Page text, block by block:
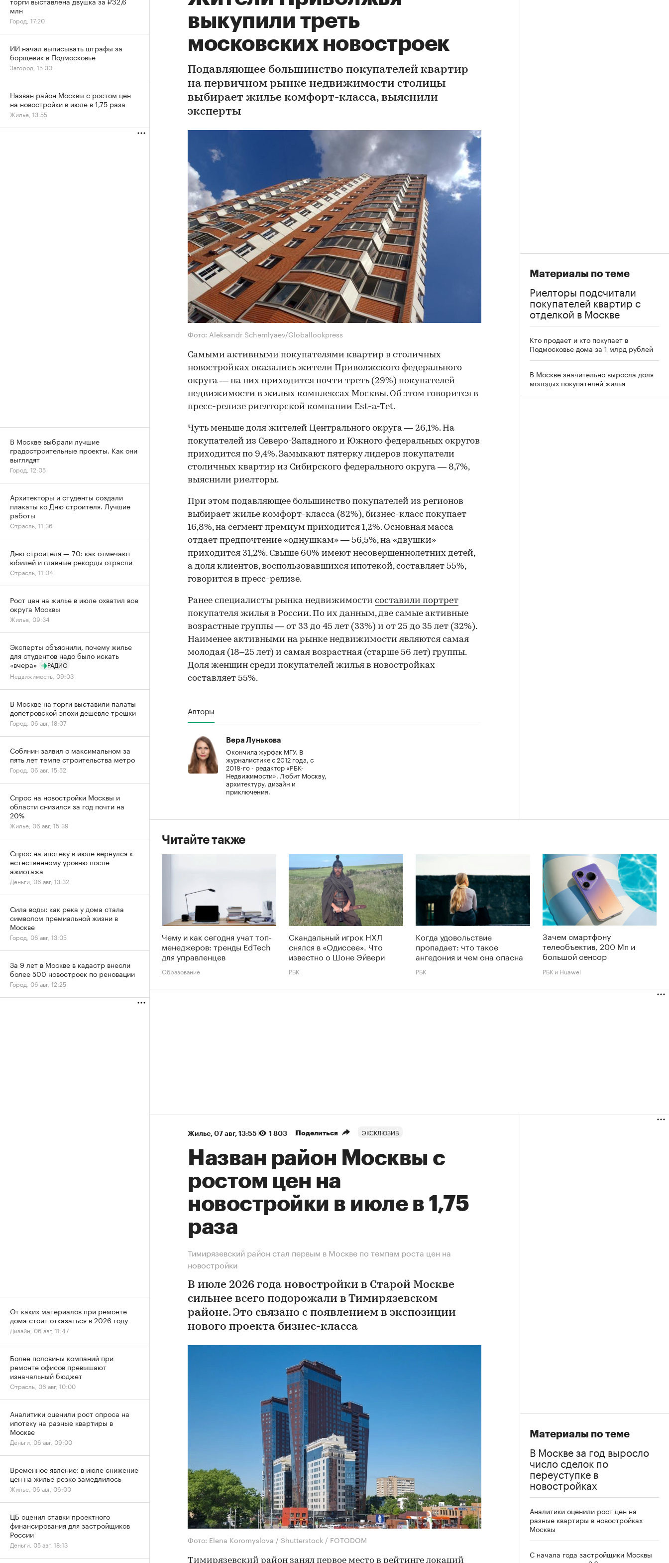
выкупили треть
московских новостроек
Подавляющее большинство покупателей квартир
на первичном рынке недвижимости столицы
выбирает жилье комфорт-класса, выяснили
эксперты
Фото: Aleksandr Schemlyaev/Globallookpress
Самыми активными покупателями квартир в столичных
новостройках оказались жители Приволжского федерального
округа — на них приходится почти треть (29%) покупателей
недвижимости в жилых комплексах Москвы. Об этом говорится в
пресс-релизе риелторской компании Est-a-Tet.
Чуть меньше доля жителей Центрального округа — 26,1%. На
покупателей из Северо-Западного и Южного федеральных округов
приходится по 9,4%. Замыкают пятерку лидеров покупатели
столичных квартир из Сибирского федерального округа — 8,7%,
выяснили риелторы.
При этом подавляющее большинство покупателей из регионов
выбирает жилье комфорт-класса (82%), бизнес-класс покупает
16,8%, на сегмент премиум приходится 1,2%. Основная масса
отдает предпочтение «однушкам» — 56,5%, на «двушки»
приходится 31,2%. Свыше 60% имеют несовершеннолетних детей,
а доля клиентов, воспользовавшихся ипотекой, составляет 55%,
говорится в пресс-релизе.
Ранее специалисты рынка недвижимости составили портрет
покупателя жилья в России. По их данным, две самые активные
возрастные группы — от 33 до 45 лет (33%) и от 25 до 35 лет (32%).
Наименее активными на рынке недвижимости являются самая
молодая (18–25 лет) и самая возрастная (старше 56 лет) группы.
Доля женщин среди покупателей жилья в новостройках
составляет 55%.
Авторы
Вера Лунькова
Окончила журфак МГУ. В
журналистике с 2012 года, с
2018-го - редактор «РБК-
Недвижимости». Любит Москву,
архитектуру, дизайн и
приключения.
Материалы по теме
Риелторы подсчитали
покупателей квартир с
отделкой в Москве
Кто продает и кто покупает в
Подмосковье дома за 1 млрд рублей
В Москве значительно выросла доля
молодых покупателей жилья
Читайте также
Чему и как сегодня учат топ-
менеджеров: тренды EdTech
для управленцев
Образование
Скандальный игрок НХЛ
снялся в «Одиссее». Что
известно о Шоне Эйвери
РБК
Когда удовольствие
пропадает: что такое
ангедония и чем она опасна
РБК
Зачем смартфону
телеобъектив, 200 Мп и
большой сенсор
РБК и Huawei
Жилье⁠, 07 авг, 13:55 1 803 Поделиться ЭКСКЛЮЗИВ
Назван район Москвы с
ростом цен на
новостройки в июле в 1,75
раза
Тимирязевский район стал первым в Москве по темпам роста цен на
новостройки
В июле 2026 года новостройки в Старой Москве
сильнее всего подорожали в Тимирязевском
районе. Это связано с появлением в экспозиции
нового проекта бизнес-класса
Фото: Elena Koromyslova / Shutterstock / FOTODOM
Тимирязевский район занял первое место в рейтинге локаций
Материалы по теме
В Москве за год выросло
число сделок по
переуступке в
новостройках
Аналитики оценили рост цен на
разные квартиры в новостройках
Москвы
С начала года застройщики Москвы
млн
Город, 17:20
ИИ начал выписывать штрафы за
борщевик в Подмосковье
Загород, 15:30
Назван район Москвы с ростом цен
на новостройки в июле в 1,75 раза
Жилье, 13:55
В Москве выбрали лучшие
градостроительные проекты. Как они
выглядят
Город, 12:05
Архитекторы и студенты создали
плакаты ко Дню строителя. Лучшие
работы
Отрасль, 11:36
Дню строителя — 70: как отмечают
юбилей и главные рекорды отрасли
Отрасль, 11:04
Рост цен на жилье в июле охватил все
округа Москвы
Жилье, 09:34
Эксперты объяснили, почему жилье
для студентов надо было искать
«вчера»
РАДИО
Недвижимость, 09:03
В Москве на торги выставили палаты
допетровской эпохи дешевле трешки
Город, 06 авг, 18:07
Собянин заявил о максимальном за
пять лет темпе строительства метро
Город, 06 авг, 15:52
Спрос на новостройки Москвы и
области снизился за год почти на
20%
Жилье, 06 авг, 15:39
Спрос на ипотеку в июле вернулся к
естественному уровню после
ажиотажа
Деньги, 06 авг, 13:32
Сила воды: как река у дома стала
символом премиальной жизни в
Москве
Город, 06 авг, 13:05
За 9 лет в Москве в кадастр внесли
более 500 новостроек по реновации
Город, 06 авг, 12:25
От каких материалов при ремонте
дома стоит отказаться в 2026 году
Дизайн, 06 авг, 11:47
Более половины компаний при
ремонте офисов превышают
изначальный бюджет
Отрасль, 06 авг, 10:00
Аналитики оценили рост спроса на
ипотеку на разные квартиры в
Москве
Деньги, 06 авг, 09:00
Временное явление: в июле снижение
цен на жилье резко замедлилось
Жилье, 06 авг, 06:00
ЦБ оценил ставки проектного
финансирования для застройщиков
России
Деньги, 05 авг, 18:13